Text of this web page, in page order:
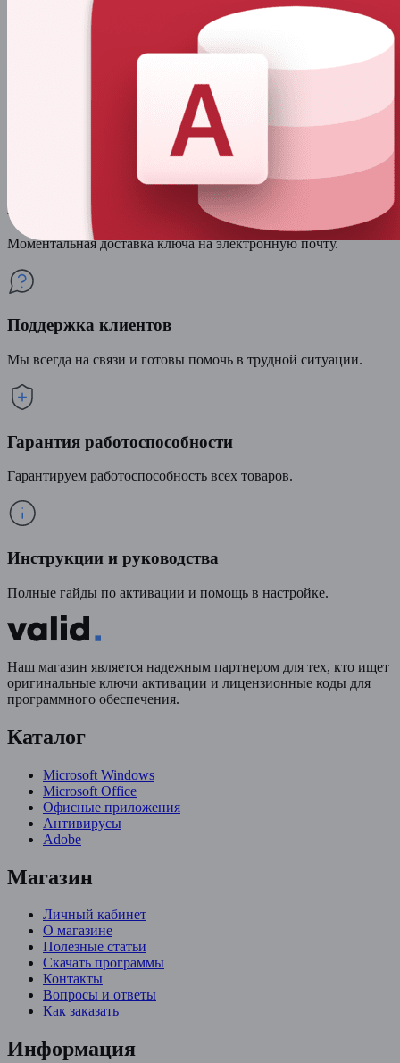
Безопасность вашего ПК превыше всего.
Быстрое получение
Моментальная доставка ключа на электронную почту.
Поддержка клиентов
Мы всегда на связи и готовы помочь в трудной ситуации.
Гарантия работоспособности
Гарантируем работоспособность всех товаров.
Инструкции и руководства
Полные гайды по активации и помощь в настройке.
Наш магазин является надежным партнером для тех, кто ищет
оригинальные ключи активации и лицензионные коды для
программного обеспечения.
Каталог
Microsoft Windows
Microsoft Office
Офисные приложения
Антивирусы
Adobe
Магазин
Личный кабинет
О магазине
Полезные статьи
Скачать программы
Контакты
Вопросы и ответы
Как заказать
Информация